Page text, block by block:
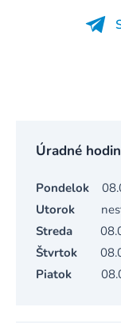
Úradné
Pondelok
Utorok
Streda
Štvrtok
Piatok